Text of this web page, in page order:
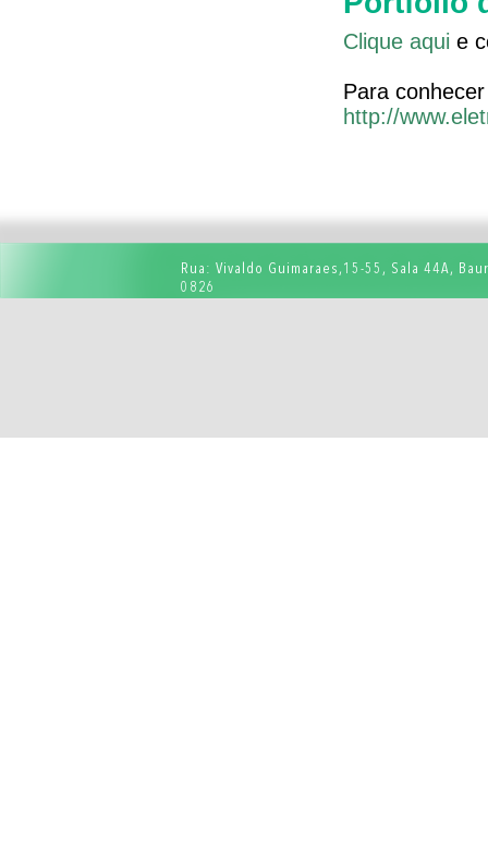
Clique aqui e
Para
http://
Rua: Vivaldo Guimaraes,15-55, Sala 44A,
0826